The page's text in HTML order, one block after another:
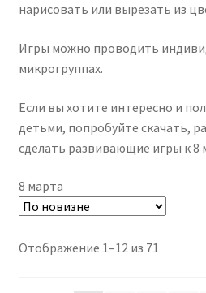
нарисовать или вырезать из
Игры можно проводить
микрогруппах.
Если вы хотите интересно и
детьми, попробуйте скачать,
сделать развивающие игры к 8
8 марта
Отображение 1–12 из 71